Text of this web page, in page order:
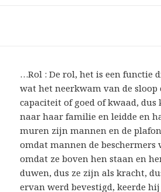
…Rol : De rol, het is een functie
wat het neerkwam van de sloop
capaciteit of goed of kwaad,
naar haar familie en leidde en
muren zijn mannen en de
omdat mannen de
omdat ze boven hen staan ​​en
duwen, dus ze zijn als kracht,
ervan werd bevestigd, keerde